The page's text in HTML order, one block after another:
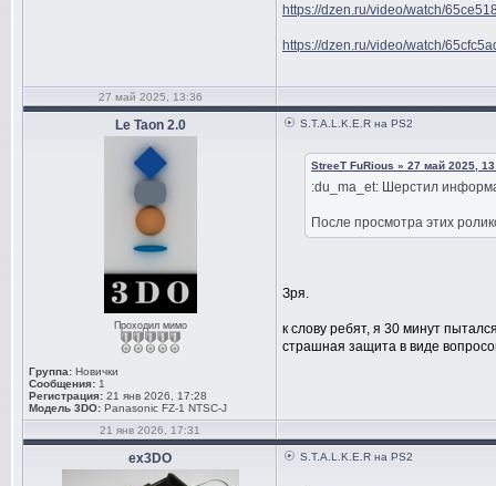
https://dzen.ru/video/watch/
https://dzen.ru/video/watch/
27 май 2025, 13:36
Le Taon 2.0
Проходил мимо
Группа: Новички
Сообщения: 1
Регистрация: 21 янв 2026, 17:28
Модель 3DO: Panasonic FZ-1 NTSC-J
S.T.A.L.K.E.R на PS2
StreeT FuRious » 27 май 2025,
:du_ma_et: Шерстил
После просмотра этих
Зря.
к слову ребят, я 30 минут
страшная защита в виде
21 янв 2026, 17:31
ex3DO S.T.A.L.K.E.R на PS2